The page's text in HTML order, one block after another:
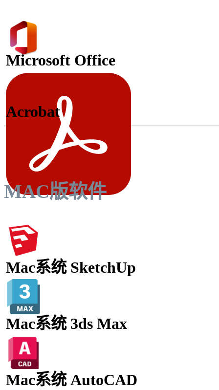
Microsoft Office
Acrobat
MAC版软件
Mac系统 SketchUp
Mac系统 3ds Max
Mac系统 AutoCAD